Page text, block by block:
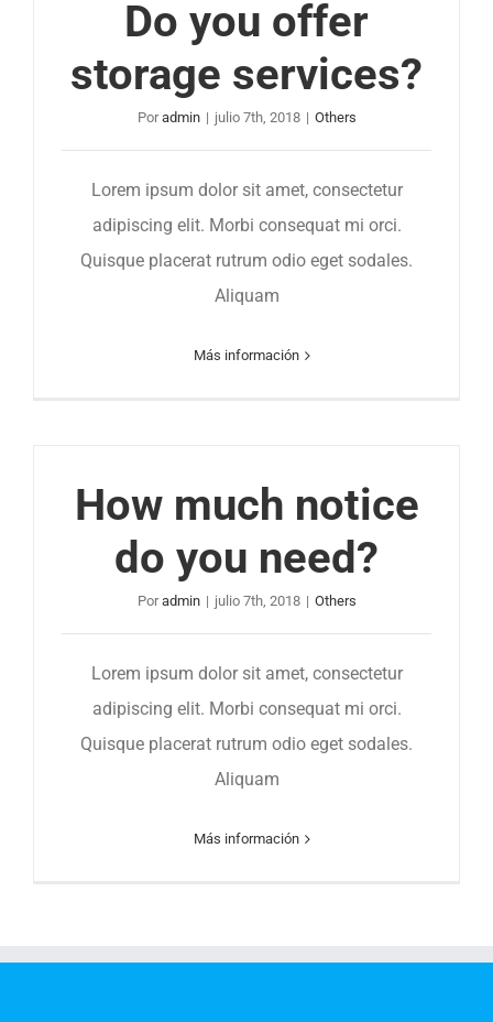
Do you offer
storage services?
Poradmin | julio 7th, 2018 | Others
Lorem ipsum dolor sit amet, consectetur
adipiscing elit. Morbi consequat mi orci.
Quisque placerat rutrum odio eget sodales.
Aliquam
Más información
How much notice
do you need?
Poradmin | julio 7th, 2018 | Others
Lorem ipsum dolor sit amet, consectetur
adipiscing elit. Morbi consequat mi orci.
Quisque placerat rutrum odio eget sodales.
Aliquam
Más información